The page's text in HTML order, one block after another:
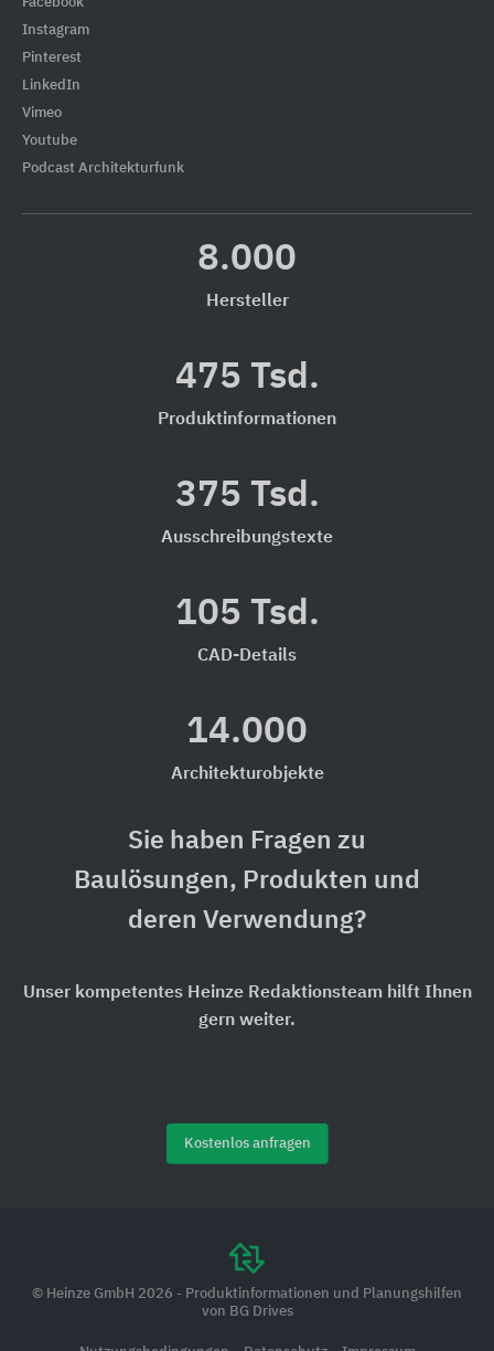
Facebook
Instagram
Pinterest
LinkedIn
Vimeo
Youtube
Podcast Architekturfunk
8.000
Hersteller
475 Tsd.
Produktinformationen
375 Tsd.
Ausschreibungstexte
105 Tsd.
CAD-Details
14.000
Architekturobjekte
Sie haben Fragen zu
Baulösungen, Produkten und
deren Verwendung?
Unser kompetentes Heinze Redaktionsteam hilft Ihnen
gern weiter.
Kostenlos anfragen
© Heinze GmbH 2026 - Produktinformationen und Planungshilfen
von BG Drives